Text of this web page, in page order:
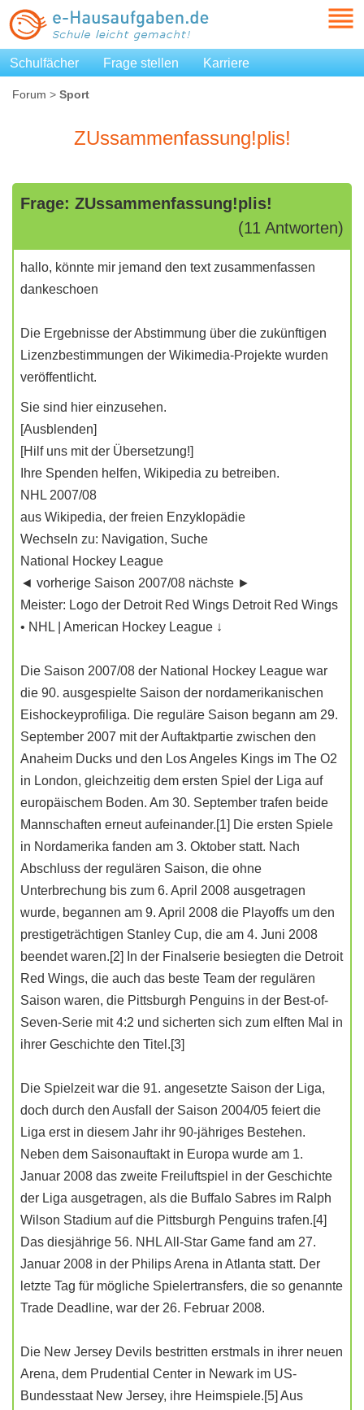
Schulfächer Frage stellen Karriere
Forum > Sport
ZUssammenfassung!plis!
Frage: ZUssammenfassung!plis!
(11 Antworten)
hallo, könnte mir jemand den text zusammenfassen
dankeschoen
Die Ergebnisse der Abstimmung über die zukünftigen
Lizenzbestimmungen der Wikimedia-Projekte wurden
veröffentlicht.
Sie sind hier einzusehen.
[Ausblenden]
[Hilf uns mit der Übersetzung!]
Ihre Spenden helfen, Wikipedia zu betreiben.
NHL 2007/08
aus Wikipedia, der freien Enzyklopädie
Wechseln zu: Navigation, Suche
National Hockey League
◄ vorherige Saison 2007/08 nächste ►
Meister: Logo der Detroit Red Wings Detroit Red Wings
• NHL | American Hockey League ↓
Die Saison 2007/08 der National Hockey League war
die 90. ausgespielte Saison der nordamerikanischen
Eishockeyprofiliga. Die reguläre Saison begann am 29.
September 2007 mit der Auftaktpartie zwischen den
Anaheim Ducks und den Los Angeles Kings im The O2
in London, gleichzeitig dem ersten Spiel der Liga auf
europäischem Boden. Am 30. September trafen beide
Mannschaften erneut aufeinander.[1] Die ersten Spiele
in Nordamerika fanden am 3. Oktober statt. Nach
Abschluss der regulären Saison, die ohne
Unterbrechung bis zum 6. April 2008 ausgetragen
wurde, begannen am 9. April 2008 die Playoffs um den
prestigeträchtigen Stanley Cup, die am 4. Juni 2008
beendet waren.[2] In der Finalserie besiegten die Detroit
Red Wings, die auch das beste Team der regulären
Saison waren, die Pittsburgh Penguins in der Best-of-
Seven-Serie mit 4:2 und sicherten sich zum elften Mal in
ihrer Geschichte den Titel.[3]
Die Spielzeit war die 91. angesetzte Saison der Liga,
doch durch den Ausfall der Saison 2004/05 feiert die
Liga erst in diesem Jahr ihr 90-jähriges Bestehen.
Neben dem Saisonauftakt in Europa wurde am 1.
Januar 2008 das zweite Freiluftspiel in der Geschichte
der Liga ausgetragen, als die Buffalo Sabres im Ralph
Wilson Stadium auf die Pittsburgh Penguins trafen.[4]
Das diesjährige 56. NHL All-Star Game fand am 27.
Januar 2008 in der Philips Arena in Atlanta statt. Der
letzte Tag für mögliche Spielertransfers, die so genannte
Trade Deadline, war der 26. Februar 2008.
Die New Jersey Devils bestritten erstmals in ihrer neuen
Arena, dem Prudential Center in Newark im US-
Bundesstaat New Jersey, ihre Heimspiele.[5] Aus